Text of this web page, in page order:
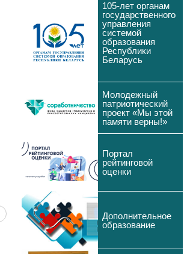
105-лет органам
государственного
управления
системой
образования
Республики
Беларусь
Молодежный
патриотический
проект «Мы этой
памяти верны!»
Портал
рейтинговой
оценки
Дополнительное
образование